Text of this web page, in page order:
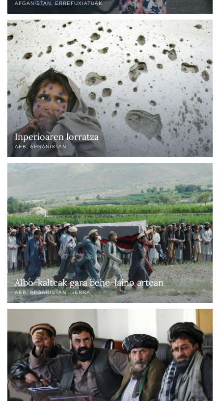
AFGANISTAN ERREFUXIATUAK
Inperioaren lorratza
AEB AFGANISTAN
Albo-kalteak gara behe-laino artean
AEB AFGANISTAN GERRA